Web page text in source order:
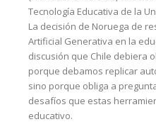
Tecnología Educativa de la
La decisión de Noruega de
Artificial Generativa en la
discusión que Chile debiera
porque debamos replicar
sino porque obliga a
desafíos que estas
educativo.